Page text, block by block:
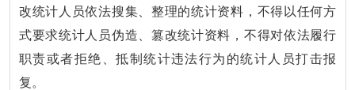
改统计人员依法搜集、整理的统计资料，不得以任何方
式要求统计人员伪造、篡改统计资料，不得对依法履行
职责或者拒绝、抵制统计违法行为的统计人员打击报
复。